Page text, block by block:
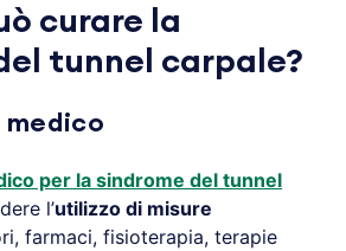
curare la
tunnel carpale?
per la sindrome del tunnel
l’utilizzo di misure
farmaci, fisioterapia, terapie